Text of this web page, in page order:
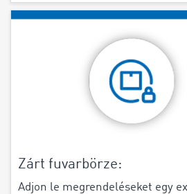
Zárt fuvarbörze:
Adjon le megrendeléseket egy